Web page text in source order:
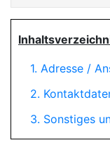
1. Adresse /
2.
3. Sonstiges